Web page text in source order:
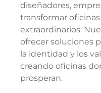
diseñadores,
transformar
extraordinarios.
ofrecer soluciones
la identidad y los
creando oficinas
prosperan.